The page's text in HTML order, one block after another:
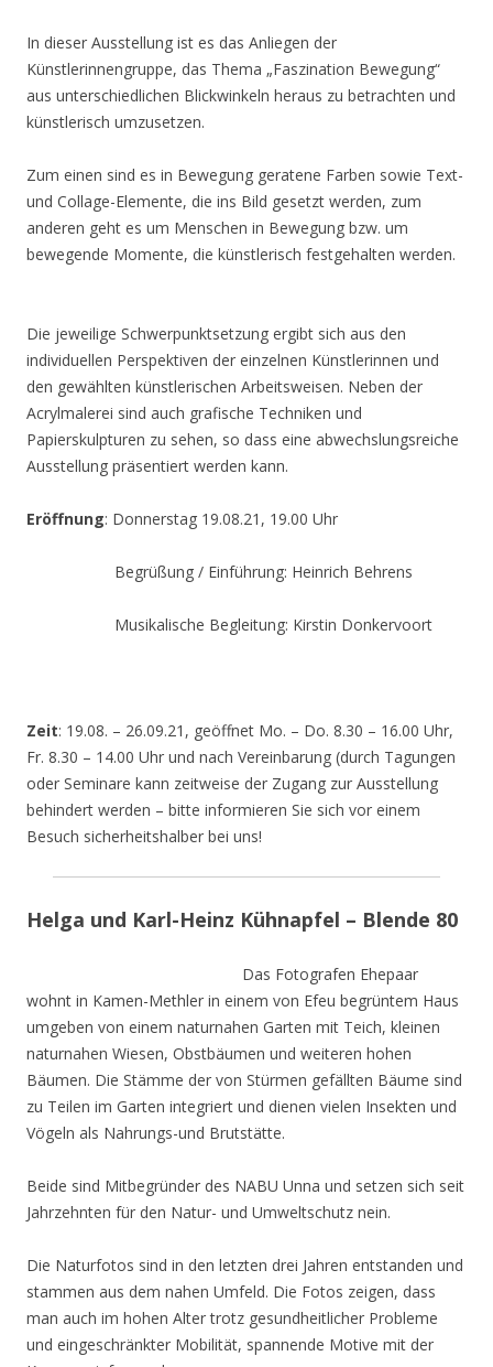
In dieser Ausstellung ist es das Anliegen der
Künstlerinnengruppe, das Thema „Faszination Bewegung“
aus unterschiedlichen Blickwinkeln heraus zu betrachten und
künstlerisch umzusetzen.
Zum einen sind es in Bewegung geratene Farben sowie Text-
und Collage-Elemente, die ins Bild gesetzt werden, zum
anderen geht es um Menschen in Bewegung bzw. um
bewegende Momente, die künstlerisch festgehalten werden.
Die jeweilige Schwerpunktsetzung ergibt sich aus den
individuellen Perspektiven der einzelnen Künstlerinnen und
den gewählten künstlerischen Arbeitsweisen. Neben der
Acrylmalerei sind auch grafische Techniken und
Papierskulpturen zu sehen, so dass eine abwechslungsreiche
Ausstellung präsentiert werden kann.
Eröffnung: Donnerstag 19.08.21, 19.00 Uhr
Begrüßung / Einführung: Heinrich Behrens
Musikalische Begleitung: Kirstin Donkervoort
Zeit: 19.08. – 26.09.21, geöffnet Mo. – Do. 8.30 – 16.00 Uhr,
Fr. 8.30 – 14.00 Uhr und nach Vereinbarung (durch Tagungen
oder Seminare kann zeitweise der Zugang zur Ausstellung
behindert werden – bitte informieren Sie sich vor einem
Besuch sicherheitshalber bei uns!
Helga und Karl-Heinz Kühnapfel – Blende 80
Das Fotografen Ehepaar
wohnt in Kamen-Methler in einem von Efeu begrüntem Haus
umgeben von einem naturnahen Garten mit Teich, kleinen
naturnahen Wiesen, Obstbäumen und weiteren hohen
Bäumen. Die Stämme der von Stürmen gefällten Bäume sind
zu Teilen im Garten integriert und dienen vielen Insekten und
Vögeln als Nahrungs-und Brutstätte.
Beide sind Mitbegründer des NABU Unna und setzen sich seit
Jahrzehnten für den Natur- und Umweltschutz nein.
Die Naturfotos sind in den letzten drei Jahren entstanden und
stammen aus dem nahen Umfeld. Die Fotos zeigen, dass
man auch im hohen Alter trotz gesundheitlicher Probleme
und eingeschränkter Mobilität, spannende Motive mit der